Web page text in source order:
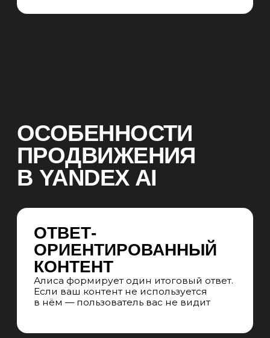
ЭТАПЫ SEO-
АУДИТ ОТВЕТОВ АЛИСЫ
Проверяем, как Алиса отвечает
на ключевые вопросы вашей ниши:
какие источники использует, какие
форматы попадают в ответ,
упоминается ли ваш бренд — или
полностью отсутствует
АНАЛИЗ ИСТОЧНИКОВ
Фиксируем сайты, которые Алиса
регулярно использует как источники.
Это и есть фактический «топ» AI-поиска
в вашей нише
АНАЛИЗ СЦЕНАРИЕВ ЗАПРОСОВ
Собираем реальные формулировки:
«как выбрать», «что лучше», «где